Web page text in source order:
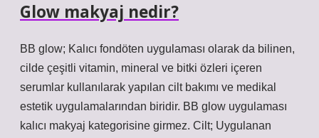
Glow makyaj nedir?
BB glow; Kalıcı fondöten uygulaması olarak da bilinen,
cilde çeşitli vitamin, mineral ve bitki özleri içeren
serumlar kullanılarak yapılan cilt bakımı ve medikal
estetik uygulamalarından biridir. BB glow uygulaması
kalıcı makyaj kategorisine girmez. Cilt; Uygulanan